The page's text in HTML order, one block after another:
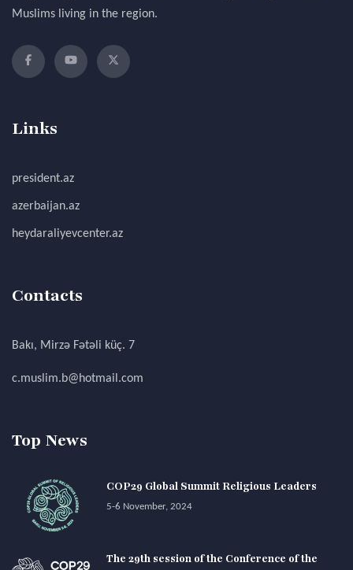
Muslims living in the region.
Links
president.az
azerbaijan.az
heydaraliyevcenter.az
Contacts
Bakı, Mirzə Fətəli küç. 7
c.muslim.b@hotmail.com
Top News
COP29 Global Summit Religious Leaders
5-6 November, 2024
The 29th session of the Conference of the